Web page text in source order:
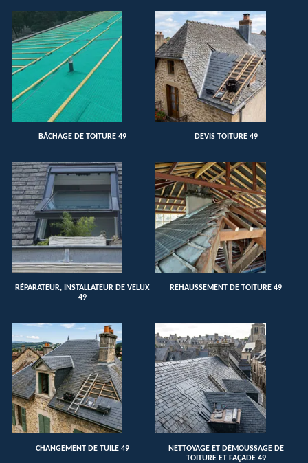
BÂCHAGE DE TOITURE 49 DEVIS TOITURE 49
RÉPARATEUR, INSTALLATEUR DE VELUX
49
REHAUSSEMENT DE TOITURE 49
CHANGEMENT DE TUILE 49
NETTOYAGE ET DÉMOUSSAGE DE
TOITURE ET FAÇADE 49